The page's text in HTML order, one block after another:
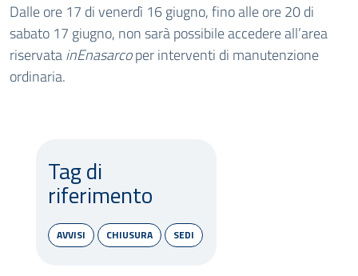
Dalle ore 17 di venerdì 16 giugno, fino alle ore 20 di
sabato 17 giugno, non sarà possibile accedere all’area
riservatainEnasarcoper interventi di manutenzione
ordinaria.
Tag di
riferimento
AVVISI CHIUSURA SEDI